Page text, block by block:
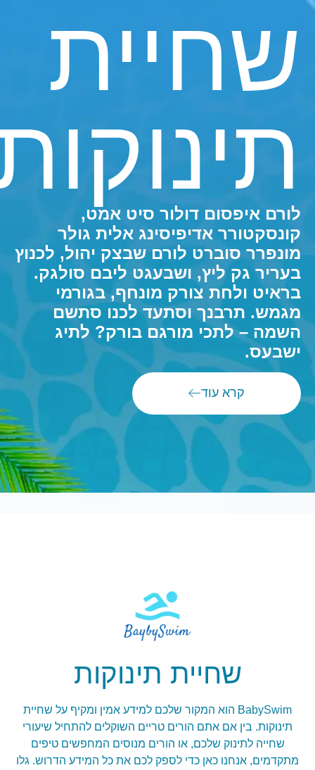
שחיית
תינוקות
לורם איפסום דולור סיט אמט,
קונסקטורר אדיפיסינג אלית גולר
מונפרר סוברט לורם שבצק יהול, לכנוץ
בעריר גק ליץ, ושבעגט ליבם סולגק.
בראיט ולחת צורק מונחף, בגורמי
מגמש. תרבנך וסתעד לכנו סתשם
השמה – לתכי מורגם בורק? לתיג
ישבעס.
קרא עוד
שחיית תינוקות
BabySwim הוא המקור שלכם למידע אמין ומקיף על שחיית
תינוקות. בין אם אתם הורים טריים השוקלים להתחיל שיעורי
שחייה לתינוק שלכם, או הורים מנוסים המחפשים טיפים
מתקדמים, אנחנו כאן כדי לספק לכם את כל המידע הדרוש. גלו